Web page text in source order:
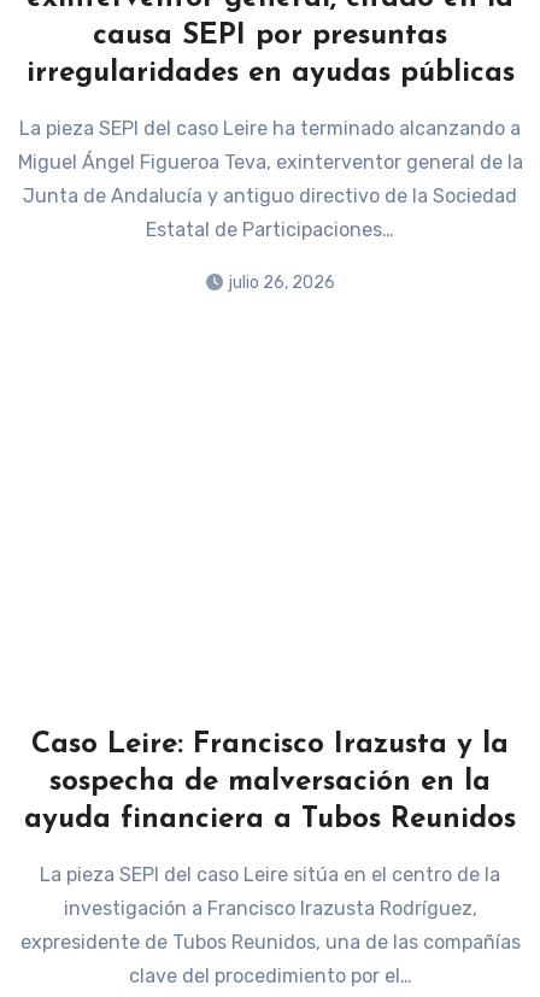
causa SEPI por presuntas
irregularidades en ayudas públicas
La pieza SEPI del caso Leire ha terminado alcanzando a
Miguel Ángel Figueroa Teva, exinterventor general de la
Junta de Andalucía y antiguo directivo de la Sociedad
Estatal de Participaciones…
julio 26, 2026
Caso Leire: Francisco Irazusta y la
sospecha de malversación en la
ayuda financiera a Tubos Reunidos
La pieza SEPI del caso Leire sitúa en el centro de la
investigación a Francisco Irazusta Rodríguez,
expresidente de Tubos Reunidos, una de las compañías
clave del procedimiento por el…